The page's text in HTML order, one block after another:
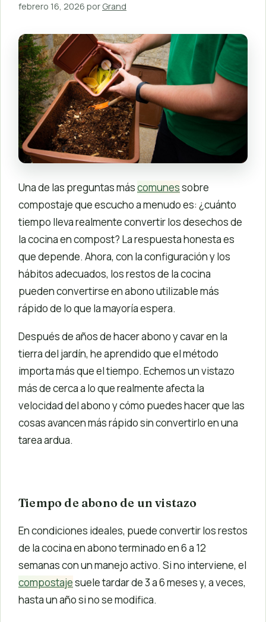
febrero 16, 2026 por Grand
Una de las preguntas máscomunessobre
compostaje que escucho a menudo es: ¿cuánto
tiempo lleva realmente convertir los desechos de
la cocina en compost? La respuesta honesta es
que depende. Ahora, con la configuración y los
hábitos adecuados, los restos de la cocina
pueden convertirse en abono utilizable más
rápido de lo que la mayoría espera.
Después de años de hacer abono y cavar en la
tierra del jardín, he aprendido que el método
importa más que el tiempo. Echemos un vistazo
más de cerca a lo que realmente afecta la
velocidad del abono y cómo puedes hacer que las
cosas avancen más rápido sin convertirlo en una
tarea ardua.
Tiempo de abono de un vistazo
En condiciones ideales, puede convertir los restos
de la cocina en abono terminado en 6 a 12
semanas con un manejo activo. Si no interviene, el
compostajesuele tardar de 3 a 6 meses y, a veces,
hasta un año si no se modifica.